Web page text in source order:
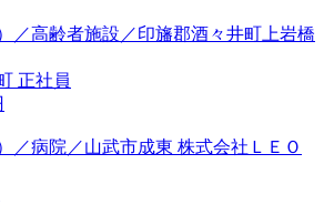
／高齢者施設／印旛郡酒々井町上岩橋
正社員
／病院／山武市成東 株式会社ＬＥＯ